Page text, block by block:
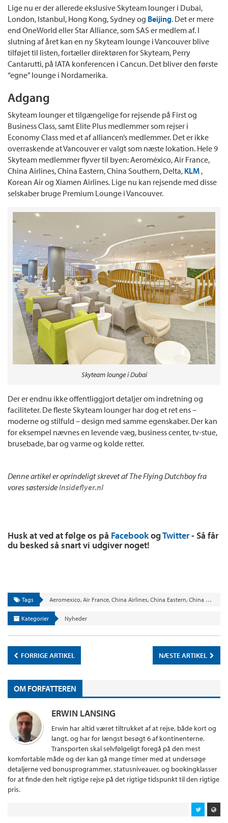
Lige nu er der allerede ekslusive Skyteam lounger i Dubai,
London, Istanbul, Hong Kong, Sydney og Beijing. Det er mere
end OneWorld eller Star Alliance, som SAS er medlem af. I
slutning af året kan en ny Skyteam lounge i Vancouver blive
tilføjet til listen, fortæller direktøren for Skyteam, Perry
Cantarutti, på IATA konferencen i Cancun. Det bliver den første
“egne” lounge i Nordamerika.
Adgang
Skyteam lounger et tilgængelige for rejsende på First og
Business Class, samt Elite Plus medlemmer som rejser i
Economy Class med et af alliancen’s medlemmer. Det er ikke
overraskende at Vancouver er valgt som næste lokation. Hele 9
Skyteam medlemmer flyver til byen: Aeroméxico, Air France,
China Airlines, China Eastern, China Southern, Delta, KLM ,
Korean Air og Xiamen Airlines. Lige nu kan rejsende med disse
selskaber bruge Premium Lounge i Vancouver.
Skyteam lounge i Dubai
Der er endnu ikke offentliggjort detaljer om indretning og
faciliteter. De fleste Skyteam lounger har dog et ret ens –
moderne og stilfuld – design med samme egenskaber. Der kan
for eksempel nævnes en levende væg, business center, tv-stue,
brusebade, bar og varme og kolde retter.
Denne artikel er oprindeligt skrevet af The Flying Dutchboy fra
vores søstersideInsideflyer.nl
Husk at ved at følge os på FacebookogTwitter- Så får
du besked så snart vi udgiver noget!
Tags Aeromexico, Air France, China Airlines, China Eastern, China Southern
Kategorier Nyheder
FORRIGE ARTIKEL NÆSTE ARTIKEL
OM FORFATTEREN
ERWIN LANSING
Erwin har altid været tiltrukket af at rejse, både kort og
langt, og har for længst besøgt 6 af kontinenterne.
Transporten skal selvfølgeligt foregå på den mest
komfortable måde og der kan gå mange timer med at undersøge
detaljerne ved bonusprogrammer, statusniveauer, og bookingklasser
for at finde den helt rigtige rejse på det rigtige tidspunkt til den rigtige
pris.